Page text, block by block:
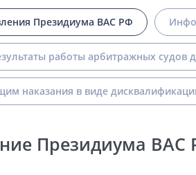
Президиума ВАС РФ
работы арбитражных судов
наказания в виде
Президиума ВАС